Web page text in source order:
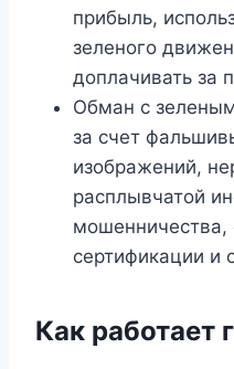
прибыль,
зеленого
доплачивать за
Обман с
за счет
изображений,
расплывчатой
мошенничества,
сертификации и
Как работает